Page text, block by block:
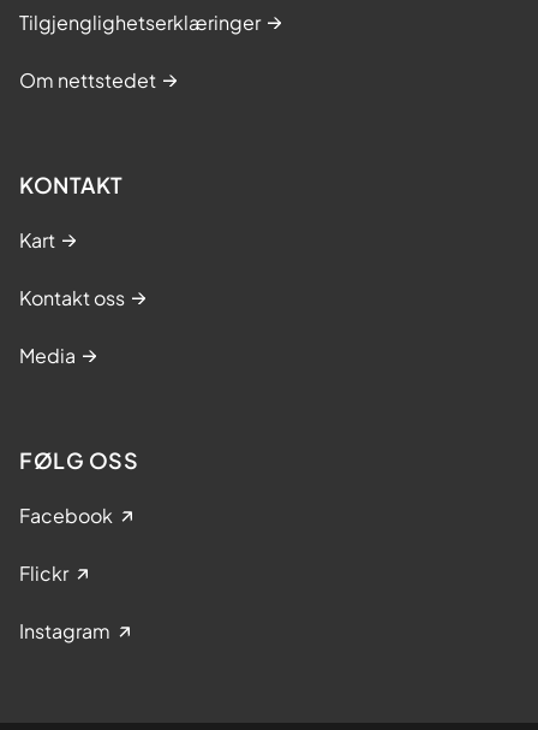
Tilgjenglighetserklæringer
Om nettstedet
KONTAKT
Kart
Kontakt oss
Media
FØLG OSS
Facebook
Flickr
Instagram